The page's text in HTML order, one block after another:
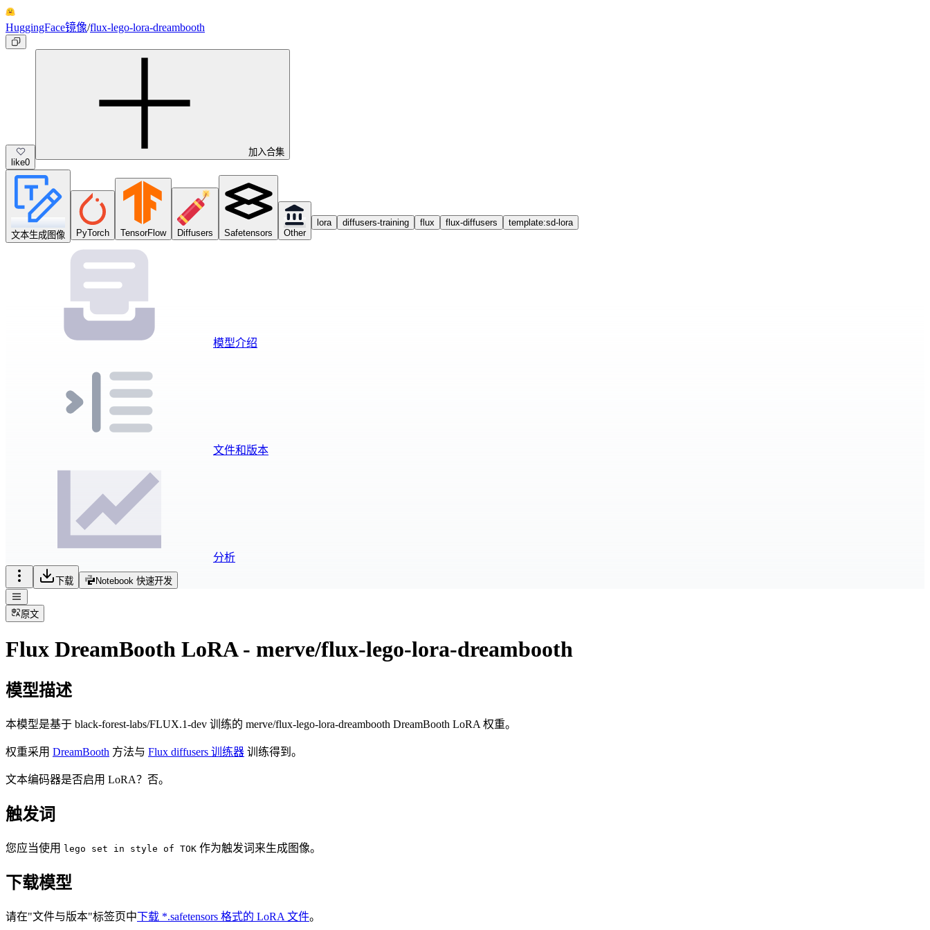
HuggingFace镜像/flux-lego-lora-dreambooth
like0
加入合集
文本生成图像 PyTorch TensorFlow Diffusers Safetensors Other
lora diffusers-training flux flux-diffusers template:sd-lora
模型介绍
文件和版本
分析
下载 Notebook 快速开发
原文
Flux DreamBooth LoRA - merve/flux-lego-lora-dreambooth
模型描述
本模型是基于 black-forest-labs/FLUX.1-dev 训练的 merve/flux-lego-lora-dreambooth DreamBooth LoRA 权重。
权重采用 DreamBooth 方法与 Flux diffusers 训练器 训练得到。
文本编码器是否启用 LoRA？否。
触发词
您应当使用 lego set in style of TOK 作为触发词来生成图像。
下载模型
请在"文件与版本"标签页中下载 *.safetensors 格式的 LoRA 文件。